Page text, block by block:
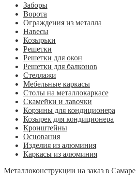
Заборы
Ворота
Ограждения из металла
Навесы
Козырьки
Решетки
Решетки для окон
Решетки для балконов
Стеллажи
Мебельные каркасы
Столы на металлокаркасе
Скамейки и лавочки
Корзины для кондиционера
Козырек для кондиционера
Кронштейны
Основания
Изделия из алюминия
Каркасы из алюминия
Металлоконструкции на заказ в Самаре